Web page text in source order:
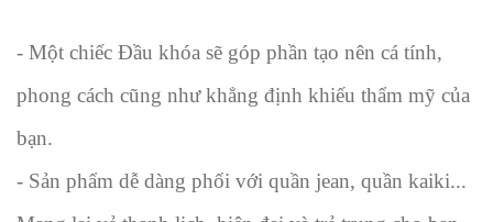
- Một chiếc Đầu khóa sẽ góp phần tạo nên cá tính,
phong cách cũng như khẳng định khiếu thẩm mỹ của
bạn.
- Sản phẩm dễ dàng phối với quần jean, quần kaiki...